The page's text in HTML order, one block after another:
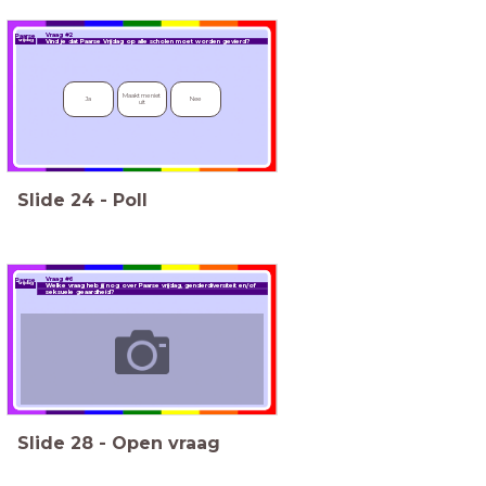
Vraag #2
Paarse
vrijdag Vind je dat Paarse Vrijdag op alle scholen moet worden gevierd?
Ja
Maakt me niet
uit
Nee
Slide 24 - Poll
Vraag #6
Paarse
vrijdag
Welke vraag heb jij nog over Paarse vrijdag, genderdiversiteit en/of
seksuele geaardheid?
Slide 28 - Open vraag